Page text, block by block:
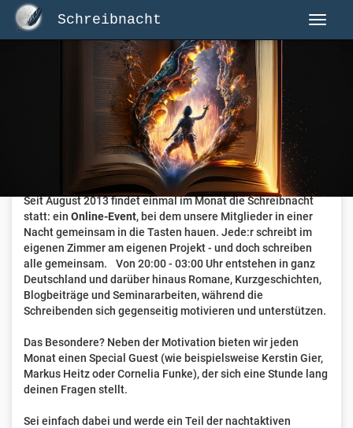
Schreibnacht
Herzlich Willkommen auf Schreibnacht.de
Hier erwartet dich eine aktive Federschwinger-Community
mit über 3.000 Mitgliedern.
Willkommen ist jede Person, die gerne schreibt. Alter, Genre
und Erfahrung sind nicht relevant, es zählt allein die Liebe
zum geschriebenen Wort.
Seit August 2013 findet einmal im Monat die Schreibnacht
statt: ein Online-Event, bei dem unsere Mitglieder in einer
Nacht gemeinsam in die Tasten hauen. Jede:r schreibt im
eigenen Zimmer am eigenen Projekt - und doch schreiben
alle gemeinsam. Von 20:00 - 03:00 Uhr entstehen in ganz
Deutschland und darüber hinaus Romane, Kurzgeschichten,
Blogbeiträge und Seminararbeiten, während die
Schreibenden sich gegenseitig motivieren und unterstützen.
Das Besondere? Neben der Motivation bieten wir jeden
Monat einen Special Guest (wie beispielsweise Kerstin Gier,
Markus Heitz oder Cornelia Funke), der sich eine Stunde lang
deinen Fragen stellt.
Sei einfach dabei und werde ein Teil der nachtaktiven